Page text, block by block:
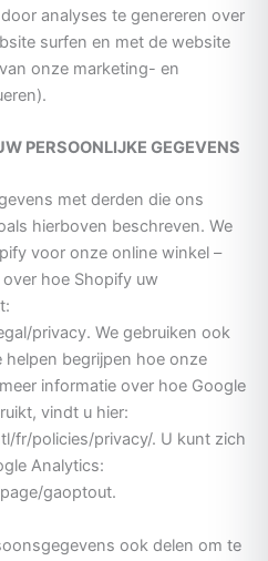
analyses te genereren over
surfen en met de website
onze marketing- en
PERSOONLIJKE GEGEVENS
met derden die ons
hierboven beschreven. We
voor onze online winkel –
hoe Shopify uw
privacy. We gebruiken ook
begrijpen hoe onze
informatie over hoe Google
vindt u hier:
fr/policies/privacy/. U kunt zich
Analytics:
gaoptout.
ook delen om te